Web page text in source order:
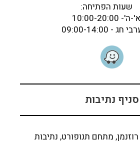
שעות הפתיחה:
א'-ה'- 10:00-20:00
חג - 09:00-14:00
סניף נתיבות
מתחם תנופורט, נתיבות